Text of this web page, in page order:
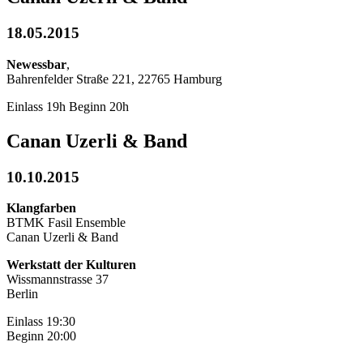
18.05.2015
Newessbar,
Bahrenfelder Straße 221, 22765 Hamburg
Einlass 19h Beginn 20h
Canan Uzerli & Band
10.10.2015
Klangfarben
BTMK Fasil Ensemble
Canan Uzerli & Band
Werkstatt der Kulturen
Wissmannstrasse 37
Berlin
Einlass 19:30
Beginn 20:00